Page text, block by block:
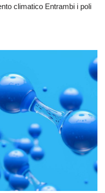
climatico Entrambi i poli